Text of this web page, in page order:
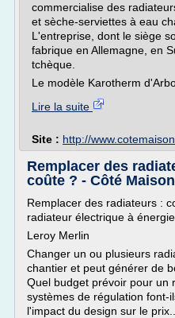
commercialise des
et sèche-serviettes à eau
L'entreprise, dont le siège
fabrique en Allemagne, en
tchèque.
Le modèle Karotherm
Lire la suite
Site : http://
Remplacer des
coûte ? - Côté Maison
Remplacer des radiateurs :
radiateur électrique à
Leroy Merlin
Changer un ou plusieurs
chantier et peut générer de
Quel budget prévoir pour un
systèmes de régulation font-
l'impact du design sur le prix...